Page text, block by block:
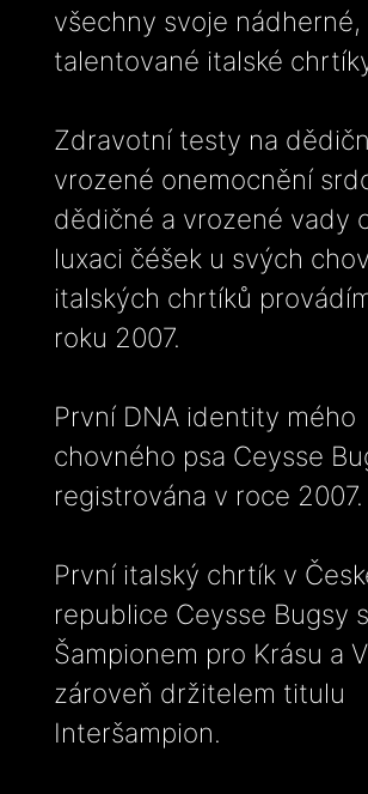
všechny svoje nádherné,
talentované italské
Zdravotní testy na
vrozené onemocnění
dědičné a vrozené vady
luxaci čéšek u svých
italských chrtíků
roku 2007.
První DNA identity mého
chovného psa Ceysse
registrována v roce 2007.
První italský chrtík v
republice Ceysse Bugsy
Šampionem pro Krásu a
zároveň držitelem titulu
Interšampion.